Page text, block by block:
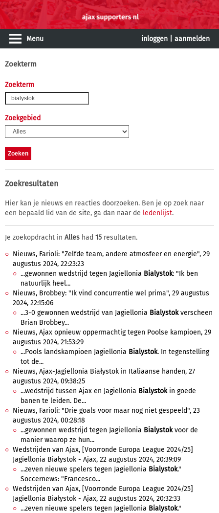
Menu inloggen aanmelden
Zoekterm
Zoekterm
Zoekgebied
Zoekresultaten
Hier kan je nieuws en reacties doorzoeken. Ben je op zoek naar
een bepaald lid van de site, ga dan naar de ledenlijst.
Je zoekopdracht in Alles had 15 resultaten.
Nieuws, Farioli: "Zelfde team, andere atmosfeer en energie", 29
augustus 2024, 22:23:23
...gewonnen wedstrijd tegen Jagiellonia Bialystok: "Ik ben
natuurlijk heel...
Nieuws, Brobbey: "Ik vind concurrentie wel prima", 29 augustus
2024, 22:15:06
...3-0 gewonnen wedstrijd van Jagiellonia Bialystokverscheen
Brian Brobbey...
Nieuws, Ajax opnieuw oppermachtig tegen Poolse kampioen, 29
augustus 2024, 21:53:29
...Pools landskampioen Jagiellonia Bialystok. In tegenstelling
tot de...
Nieuws, Ajax-Jagiellonia Białystok in Italiaanse handen, 27
augustus 2024, 09:38:25
...wedstrijd tussen Ajax en Jagiellonia Bialystokin goede
banen te leiden. De...
Nieuws, Farioli: "Drie goals voor maar nog niet gespeeld", 23
augustus 2024, 00:28:18
...gewonnen wedstrijd tegen Jagiellonia Bialystokvoor de
manier waarop ze hun...
Wedstrijden van Ajax, [Voorronde Europa League 2024/25]
Jagiellonia Białystok - Ajax, 22 augustus 2024, 20:39:09
...zeven nieuwe spelers tegen Jagiellonia Bialystok."
Soccernews: "Francesco...
Wedstrijden van Ajax, [Voorronde Europa League 2024/25]
Jagiellonia Białystok - Ajax, 22 augustus 2024, 20:32:33
...zeven nieuwe spelers tegen Jagiellonia Bialystok."